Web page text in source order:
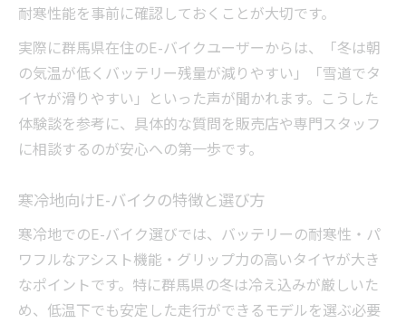
耐寒性能を事前に確認しておくことが大切です。
実際に群馬県在住のE-バイクユーザーからは、「冬は朝
の気温が低くバッテリー残量が減りやすい」「雪道でタ
イヤが滑りやすい」といった声が聞かれます。こうした
体験談を参考に、具体的な質問を販売店や専門スタッフ
に相談するのが安心への第一歩です。
寒冷地向けE-バイクの特徴と選び方
寒冷地でのE-バイク選びでは、バッテリーの耐寒性・パ
ワフルなアシスト機能・グリップ力の高いタイヤが大き
なポイントです。特に群馬県の冬は冷え込みが厳しいた
め、低温下でも安定した走行ができるモデルを選ぶ必要